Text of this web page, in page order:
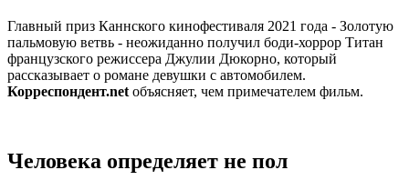
Главный приз Каннского кинофестиваля 2021 года - Золотую
пальмовую ветвь - неожиданно получил боди-хоррор Титан
французского режиссера Джулии Дюкорно, который
рассказывает о романе девушки с автомобилем.
Корреспондент.net объясняет, чем примечателем фильм.
Человека определяет не пол